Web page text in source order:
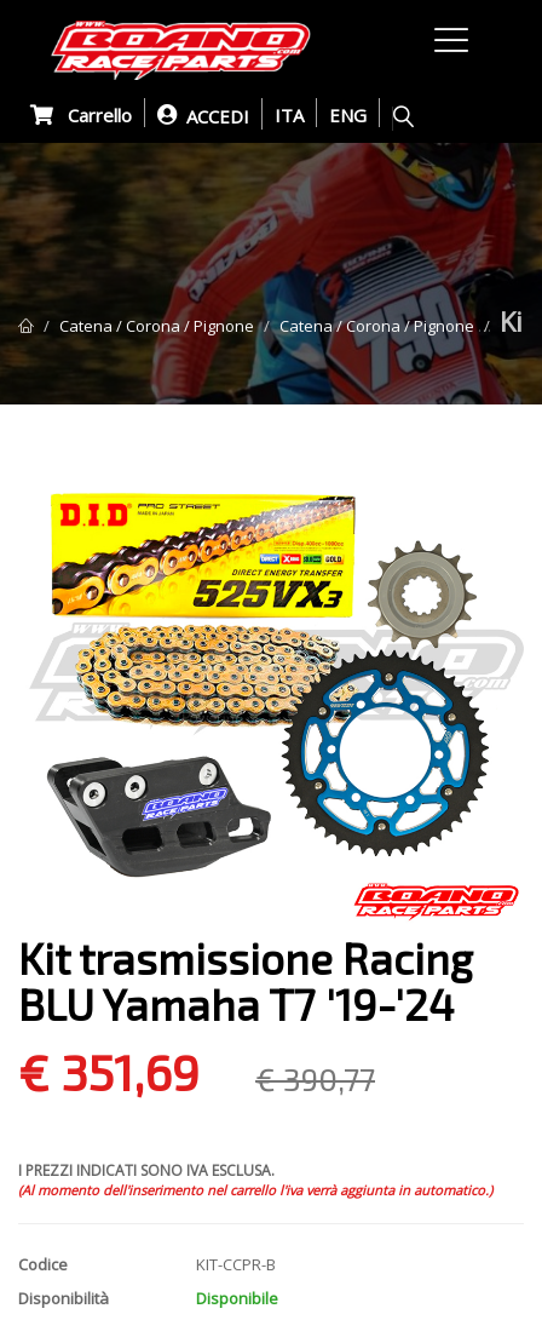
Carrello ACCEDI ITA ENG
Catena / Corona / Pignone Catena / Corona / Pignone Kit
Kit trasmissione Racing
BLU Yamaha T7 '19-'24
€ 351,69 € 390,77
I PREZZI INDICATI SONO IVA ESCLUSA.
(Al momento dell'inserimento nel carrello l'iva verrà aggiunta in automatico.)
Codice
KIT-CCPR-B
Disponibilità
Disponibile